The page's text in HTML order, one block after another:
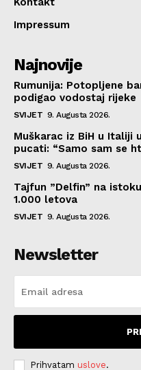
Impressum
Najnovije
Rumunija: Potopljene
podigao vodostaj rijeke
SVIJET 9. Augusta 2026.
Muškarac iz BiH u Italiji
pucati: “Samo sam se
SVIJET 9. Augusta 2026.
Tajfun ”Delfin” na
1.000 letova
SVIJET 9. Augusta 2026.
Newsletter
Prihvatam uslove.